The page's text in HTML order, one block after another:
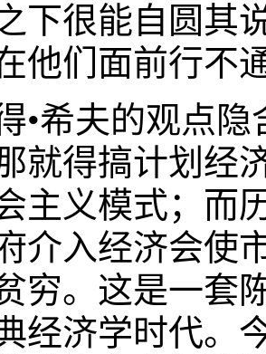
下很能自圆其
他们面前行不
•希夫的观点
就得搞计划经
主义模式；而
介入经济会使
穷。这是一套
经济学时代。